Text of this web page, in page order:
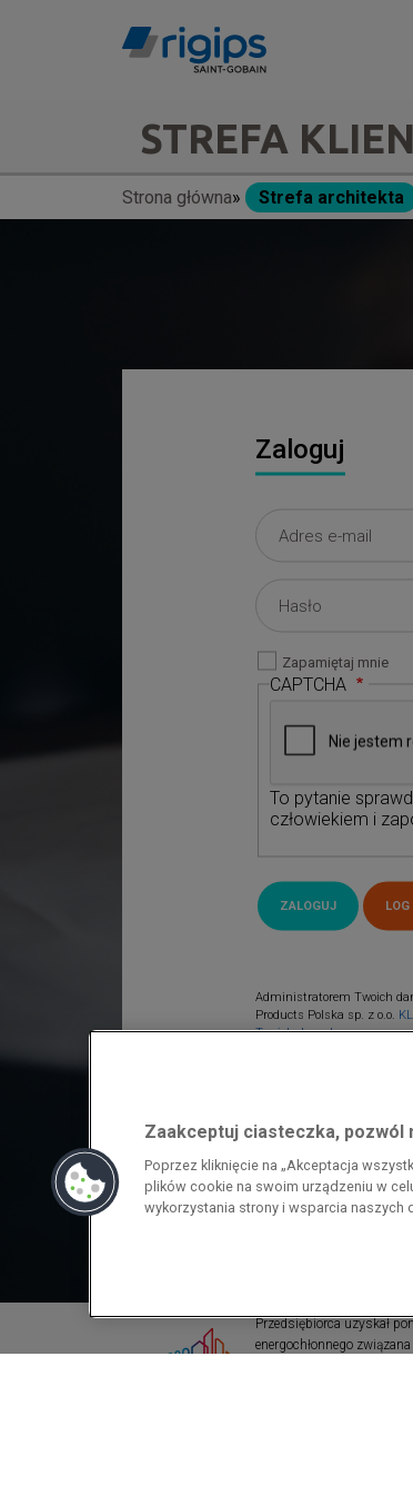
navigation
-
STREFA
Ścieżka
Strona główna Strefa architekta
Zaloguj
Zapamiętaj mnie
CAPTCHA
To pytanie
człowiekiem i
Administratorem Twoich
Products Polska sp. z o.o.
Twoich danych.
Przedsiębiorca uzyskał
energochłonnego
Zaakceptuj ciasteczka, pozwól
Poprzez kliknięcie na „Akceptacja
plików cookie na swoim urządzeniu w
wykorzystania strony i wsparcia naszych